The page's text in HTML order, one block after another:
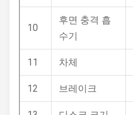
10
후면 충격 흡
수기
11 차체
12 브레이크